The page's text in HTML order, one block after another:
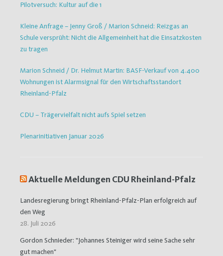
Pilotversuch: Kultur auf die 1
Kleine Anfrage – Jenny Groß / Marion Schneid: Reizgas an
Schule versprüht: Nicht die Allgemeinheit hat die Einsatzkosten
zu tragen
Marion Schneid / Dr. Helmut Martin: BASF-Verkauf von 4.400
Wohnungen ist Alarmsignal für den Wirtschaftsstandort
Rheinland-Pfalz
CDU – Trägervielfalt nicht aufs Spiel setzen
Plenarinitiativen Januar 2026
Aktuelle Meldungen CDU Rheinland-Pfalz
Landesregierung bringt Rheinland-Pfalz-Plan erfolgreich auf
den Weg
28. Juli 2026
Gordon Schnieder: "Johannes Steiniger wird seine Sache sehr
gut machen"